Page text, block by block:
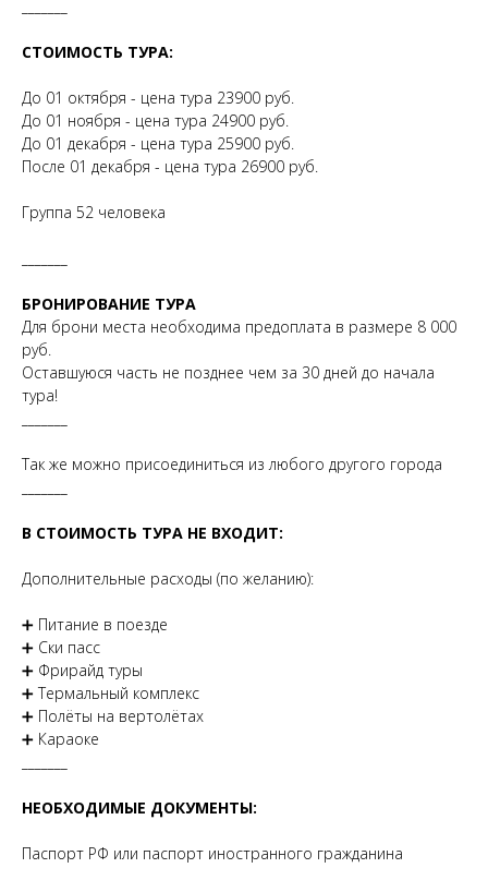
СТОИМОСТЬ ТУРА:
До 01 октября - цена тура 23900 руб.
До 01 ноября - цена тура 24900 руб.
До 01 декабря - цена тура 25900 руб.
После 01 декабря - цена тура 26900 руб.
Группа 52 человека
БРОНИРОВАНИЕ ТУРА
Для брони места необходима предоплата в размере 8 000
руб.
Оставшуюся часть не позднее чем за 30 дней до начала
тура!
Так же можно присоединиться из любого другого города
В СТОИМОСТЬ ТУРА НЕ ВХОДИТ:
Дополнительные расходы (по желанию):
➕ Питание в поезде
➕ Ски пасс
➕ Фрирайд туры
➕ Термальный комплекс
➕ Полёты на вертолётах
➕ Караоке
НЕОБХОДИМЫЕ ДОКУМЕНТЫ:
Паспорт РФ или паспорт иностранного гражданина